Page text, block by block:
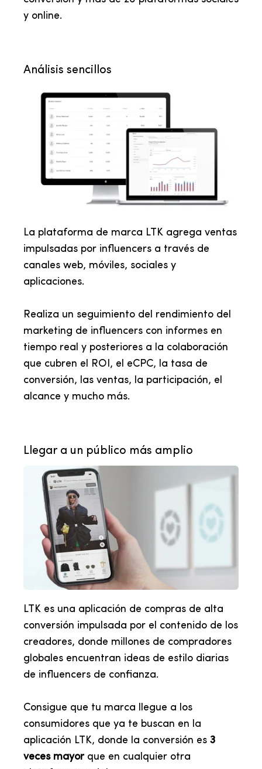
y online.
Análisis sencillos
La plataforma de marca LTK agrega ventas
impulsadas por influencers a través de
canales web, móviles, sociales y
aplicaciones.
Realiza un seguimiento del rendimiento del
marketing de influencers con informes en
tiempo real y posteriores a la colaboración
que cubren el ROI, el eCPC, la tasa de
conversión, las ventas, la participación, el
alcance y mucho más.
Llegar a un público más amplio
LTK es una aplicación de compras de alta
conversión impulsada por el contenido de los
creadores, donde millones de compradores
globales encuentran ideas de estilo diarias
de influencers de confianza.
Consigue que tu marca llegue a los
consumidores que ya te buscan en la
aplicación LTK, donde la conversión es 3
veces mayor que en cualquier otra